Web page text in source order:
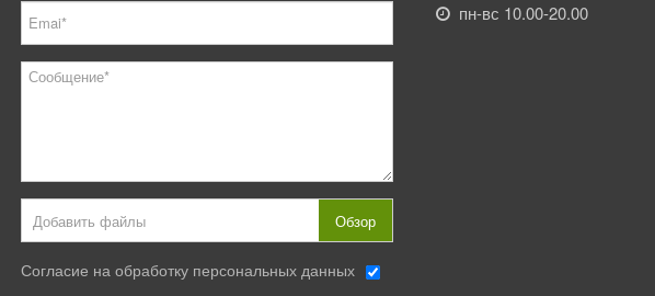
Добавить файлы Обзор
Согласие на обработку персональных данных
пн-вс 10.00-20.00